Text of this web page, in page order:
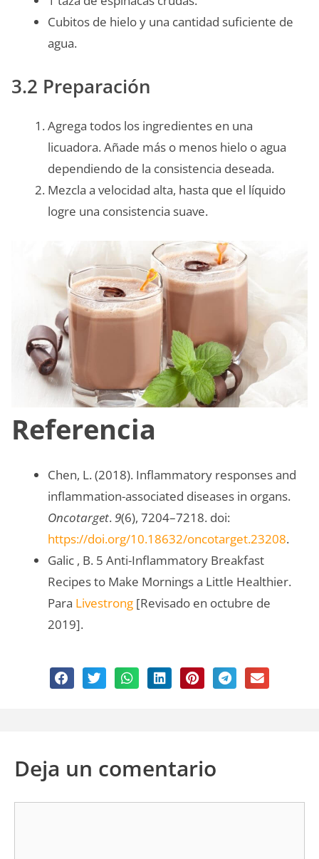
Cubitos de hielo y una cantidad suficiente de
agua.
3.2 Preparación
Agrega todos los ingredientes en una
licuadora. Añade más o menos hielo o agua
dependiendo de la consistencia deseada.
Mezcla a velocidad alta, hasta que el líquido
logre una consistencia suave.
Referencia
Chen, L. (2018). Inflammatory responses and
inflammation-associated diseases in organs.
Oncotarget.9(6), 7204–7218. doi:
https://doi.org/10.18632/oncotarget.23208.
Galic , B. 5 Anti-Inflammatory Breakfast
Recipes to Make Mornings a Little Healthier.
Para Livestrong [Revisado en octubre de
2019].
Deja un comentario